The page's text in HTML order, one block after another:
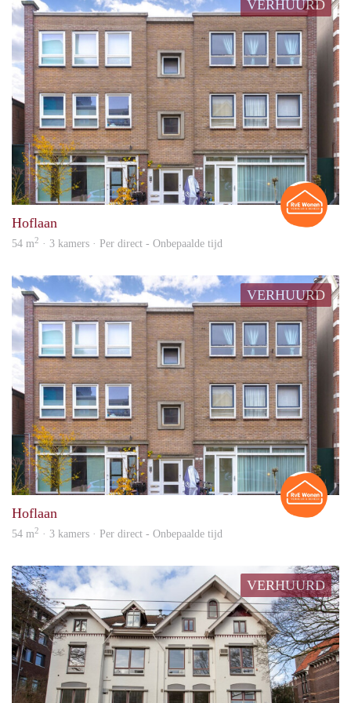
VERHUURD
Hoflaan
54 m2 · 3 kamers · Per direct - Onbepaalde tijd
VERHUURD
Hoflaan
54 m2 · 3 kamers · Per direct - Onbepaalde tijd
VERHUURD